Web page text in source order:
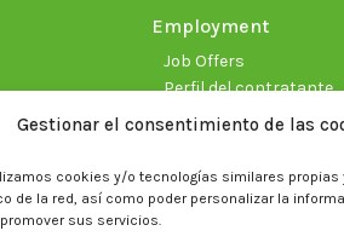
Gestionar el consentimiento de las
cookies y/o tecnologías similares propias
de la red, así como poder personalizar la
sus servicios.
Employment
Job Offers
Perfil del contratante